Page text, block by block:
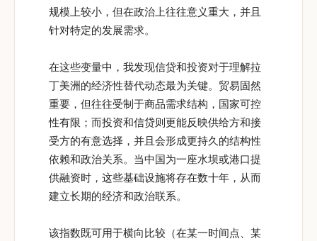
规模上较小，但在政治上往往意义重大，并且
针对特定的发展需求。
在这些变量中，我发现信贷和投资对于理解拉
丁美洲的经济性替代动态最为关键。贸易固然
重要，但往往受制于商品需求结构，国家可控
性有限；而投资和信贷则更能反映供给方和接
受方的有意选择，并且会形成更持久的结构性
依赖和政治关系。当中国为一座水坝或港口提
供融资时，这些基础设施将存在数十年，从而
建立长期的经济和政治联系。
该指数既可用于横向比较（在某一时间点、某